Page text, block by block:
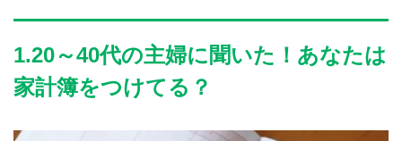
1.20～40代の主婦に聞いた！あなたは
家計簿をつけてる？